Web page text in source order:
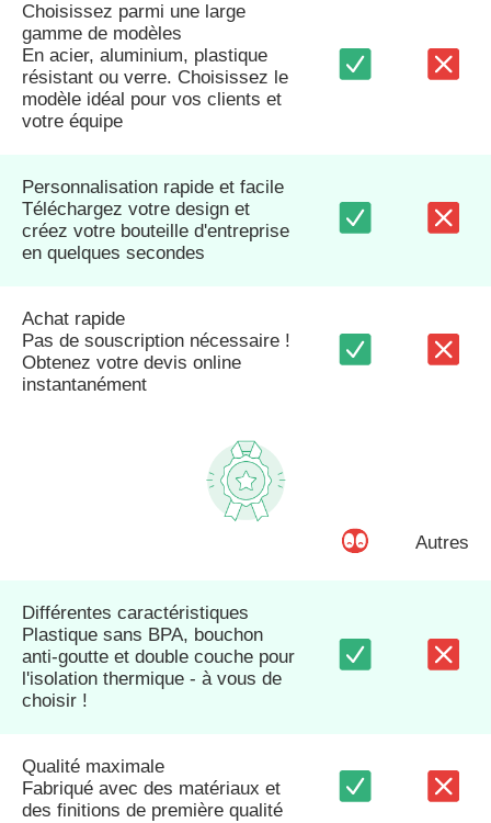
Choisissez parmi une large
gamme de modèles
En acier, aluminium, plastique
résistant ou verre. Choisissez le
modèle idéal pour vos clients et
votre équipe
Personnalisation rapide et facile
Téléchargez votre design et
créez votre bouteille d'entreprise
en quelques secondes
Achat rapide
Pas de souscription nécessaire !
Obtenez votre devis online
instantanément
Autres
Différentes caractéristiques
Plastique sans BPA, bouchon
anti-goutte et double couche pour
l'isolation thermique - à vous de
choisir !
Qualité maximale
Fabriqué avec des matériaux et
des finitions de première qualité